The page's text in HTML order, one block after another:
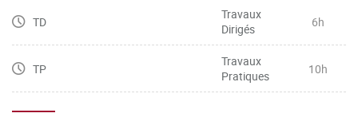
TD
Travaux
Dirigés
6h
TP
Travaux
Pratiques
10h